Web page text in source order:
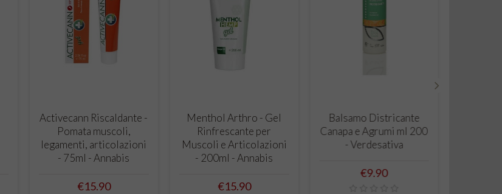
ADD TO CART
Activecann Riscaldante -
Pomata muscoli,
legamenti, articolazioni
- 75ml - Annabis
Price
€15.90
ADD TO CART
Menthol Arthro - Gel
Rinfrescante per
Muscoli e Articolazioni
- 200ml - Annabis
Price
€15.90
ADD TO CART
Balsamo Districante
Canapa e Agrumi ml 200
- Verdesativa
Price
€9.90